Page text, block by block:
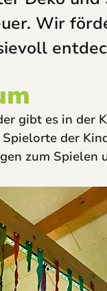
Wir
gibt es in der
der
zum Spielen